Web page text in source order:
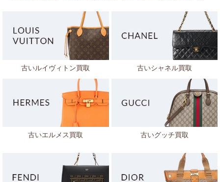
古いルイヴィトン買取 古いシャネル買取
古いエルメス買取 古いグッチ買取